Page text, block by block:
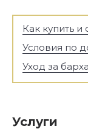
Как купить и
Условия по
Уход за
Услуги